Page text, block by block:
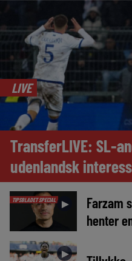
LIVE
TransferLIVE: SL-
udenlandsk
TIPSBLADET SPECIAL ►
Farzam
henter
►